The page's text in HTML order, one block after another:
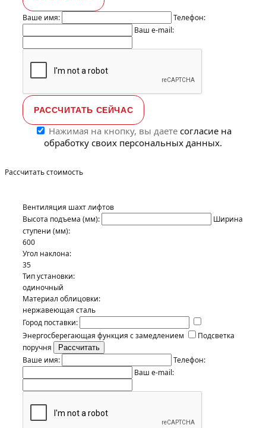
Ваше имя:
Телефон:
Ваш e-mail:
Нажимая на кнопку, вы даете согласие на
обработку своих персональных данных.
Рассчитать стоимость
Вентиляция шахт лифтов
Высота подъема (мм):
Ширина
ступени (мм):
600
Угол наклона:
35
Тип установки:
одиночный
Материал облицовки:
нержавеющая сталь
Город поставки:
Энергосберегающая функция с замедлением
Подсветка
поручня
Ваше имя:
Телефон:
Ваш e-mail: